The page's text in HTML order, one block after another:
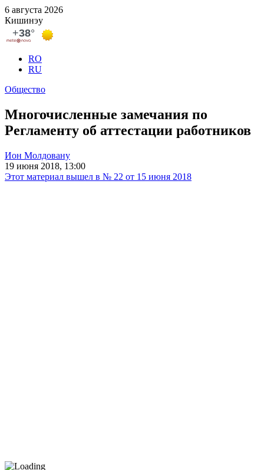
6 августа 2026
Кишинэу
RO
RU
Общество
Многочисленные замечания по
Регламенту об аттестации работников
Ион Молдовану
19 июня 2018, 13:00
Этот материал вышел в № 22 от 15 июня 2018